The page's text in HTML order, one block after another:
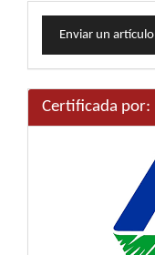
Enviar
unEnviar un artículo
Certificada por: